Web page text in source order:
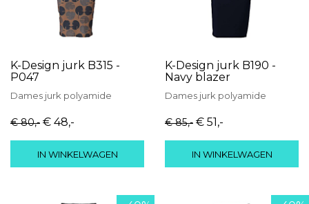
K-Design jurk B315 -
P047
Dames jurk polyamide
€ 80,- € 48,-
IN WINKELWAGEN
K-Design jurk B190 -
Navy blazer
Dames jurk polyamide
€ 85,- € 51,-
IN WINKELWAGEN